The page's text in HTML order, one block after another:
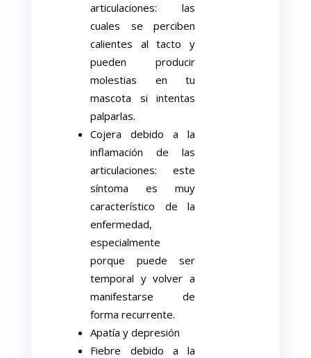
articulaciones: las
cuales se perciben
calientes al tacto y
pueden producir
molestias en tu
mascota si intentas
palparlas.
Cojera debido a la
inflamación de las
articulaciones: este
síntoma es muy
característico de la
enfermedad,
especialmente
porque puede ser
temporal y volver a
manifestarse de
forma recurrente.
Apatía y depresión
Fiebre debido a la